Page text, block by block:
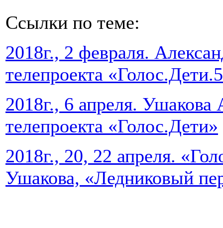
Ссылки по теме:
2018г., 2 февраля.
телепроекта
2018г., 6 апреля. Ушакова
телепроекта «Голос.Дети»
2018г., 20, 22 апреля.
Ушакова, «Ледниковый